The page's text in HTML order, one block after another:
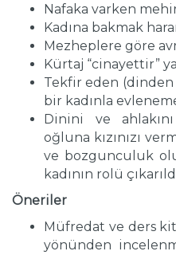
Nafaka varken
Kadına bakmak
Mezheplere göre
Kürtaj “cinayettir”
Tekfir eden (dinden
bir kadınla
Dinini ve
oğluna kızınızı
ve bozgunculuk
kadının rolü
Öneriler
Müfredat ve ders
yönünden